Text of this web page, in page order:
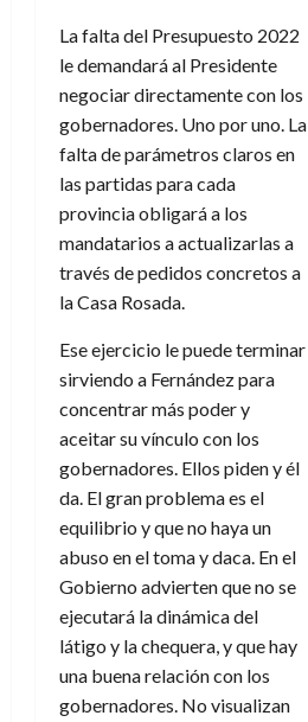
La falta del Presupuesto 2022
le demandará al Presidente
negociar directamente con los
gobernadores. Uno por uno. La
falta de parámetros claros en
las partidas para cada
provincia obligará a los
mandatarios a actualizarlas a
través de pedidos concretos a
la Casa Rosada.
Ese ejercicio le puede terminar
sirviendo a Fernández para
concentrar más poder y
aceitar su vínculo con los
gobernadores. Ellos piden y él
da. El gran problema es el
equilibrio y que no haya un
abuso en el toma y daca. En el
Gobierno advierten que no se
ejecutará la dinámica del
látigo y la chequera, y que hay
una buena relación con los
gobernadores. No visualizan